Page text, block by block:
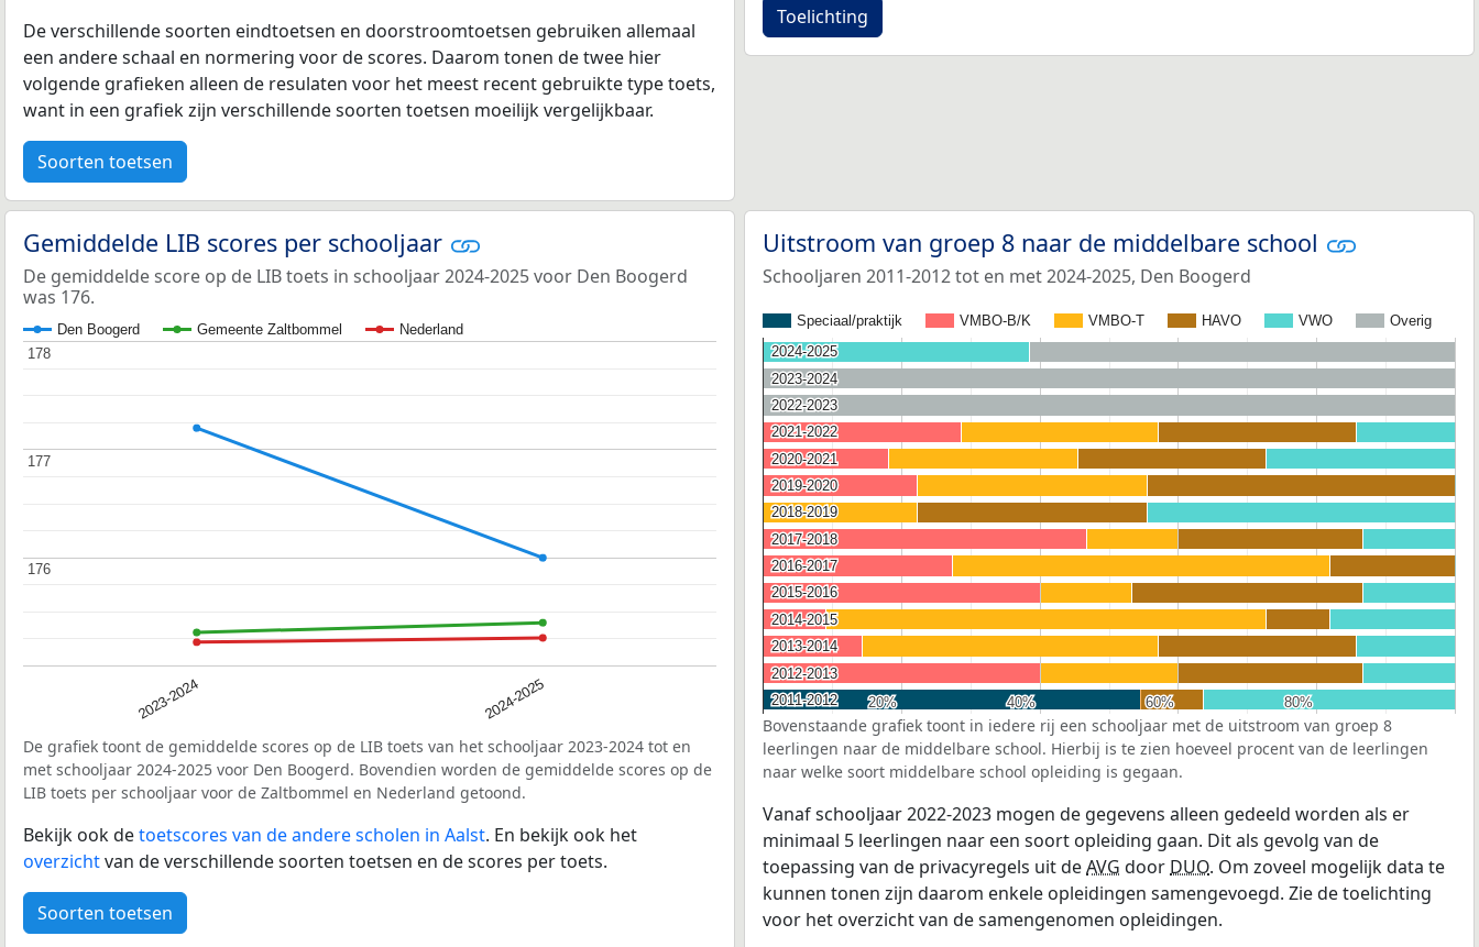
De verschillende soorten eindtoetsen en doorstroomtoetsen gebruiken allemaal
een andere schaal en normering voor de scores. Daarom tonen de twee hier
volgende grafieken alleen de resulaten voor het meest recent gebruikte type toets,
want in een grafiek zijn verschillende soorten toetsen moeilijk vergelijkbaar.
Soorten toetsen
Toelichting
Gemiddelde LIB scores per schooljaar
De gemiddelde score op de LIB toets in schooljaar 2024-2025 voor Den Boogerd
was 176.
Den Boogerd Gemeente Zaltbommel Nederland
2023-2024 2024-2025
176
176
177
177
178
178
De grafiek toont de gemiddelde scores op de LIB toets van het schooljaar 2023-2024 tot en
met schooljaar 2024-2025 voor Den Boogerd. Bovendien worden de gemiddelde scores op de
LIB toets per schooljaar voor de Zaltbommel en Nederland getoond.
Bekijk ook detoetscores van de andere scholen in Aalst. En bekijk ook het
overzichtvan de verschillende soorten toetsen en de scores per toets.
Soorten toetsen
Uitstroom van groep 8 naar de middelbare school
Schooljaren 2011-2012 tot en met 2024-2025, Den Boogerd
Speciaal/praktijk VMBO-B/K VMBO-T HAVO VWO Overig
20%
20% 40%
40% 60%
60% 80%
80%
2024-2025
2024-2025
2023-2024
2023-2024
2022-2023
2022-2023
2021-2022
2021-2022
2020-2021
2020-2021
2019-2020
2019-2020
2018-2019
2018-2019
2017-2018
2017-2018
2016-2017
2016-2017
2015-2016
2015-2016
2014-2015
2014-2015
2013-2014
2013-2014
2012-2013
2012-2013
2011-2012
2011-2012
Bovenstaande grafiek toont in iedere rij een schooljaar met de uitstroom van groep 8
leerlingen naar de middelbare school. Hierbij is te zien hoeveel procent van de leerlingen
naar welke soort middelbare school opleiding is gegaan.
Vanaf schooljaar 2022-2023 mogen de gegevens alleen gedeeld worden als er
minimaal 5 leerlingen naar een soort opleiding gaan. Dit als gevolg van de
toepassing van de privacyregels uit deAVG door DUO. Om zoveel mogelijk data te
kunnen tonen zijn daarom enkele opleidingen samengevoegd. Zie de toelichting
voor het overzicht van de samengenomen opleidingen.